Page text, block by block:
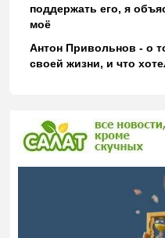
поддержать его, я
моё
Антон Привольнов - о
своей жизни, и что